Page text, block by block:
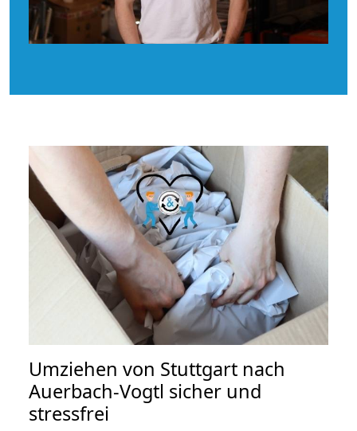
Umziehen von Stuttgart nach
Auerbach-Vogtl sicher und
stressfrei